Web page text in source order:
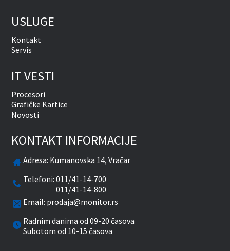
USLUGE
Kontakt
Servis
IT VESTI
Procesori
Grafičke Kartice
Novosti
KONTAKT INFORMACIJE
Adresa: Kumanovska 14, Vračar
Telefoni:011/41-14-700
011/41-14-800
Email: prodaja@monitor.rs
Radnim danima od 09-20 časova
Subotom od 10-15 časova